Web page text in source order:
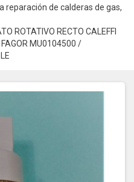
reparación de calderas de gas,
ROTATIVO RECTO CALEFFI
MU0104500 /